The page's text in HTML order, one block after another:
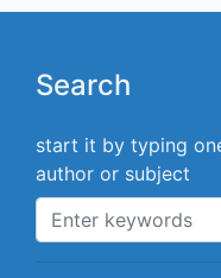
Search
start it by typing
author or subject